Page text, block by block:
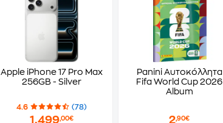
Apple iPhone 17 Pro Max
256GB - Silver
4.6 (78)
1.499,00€
Panini Αυτοκόλλητα
Fifa World Cup 2026
Album
2,90€